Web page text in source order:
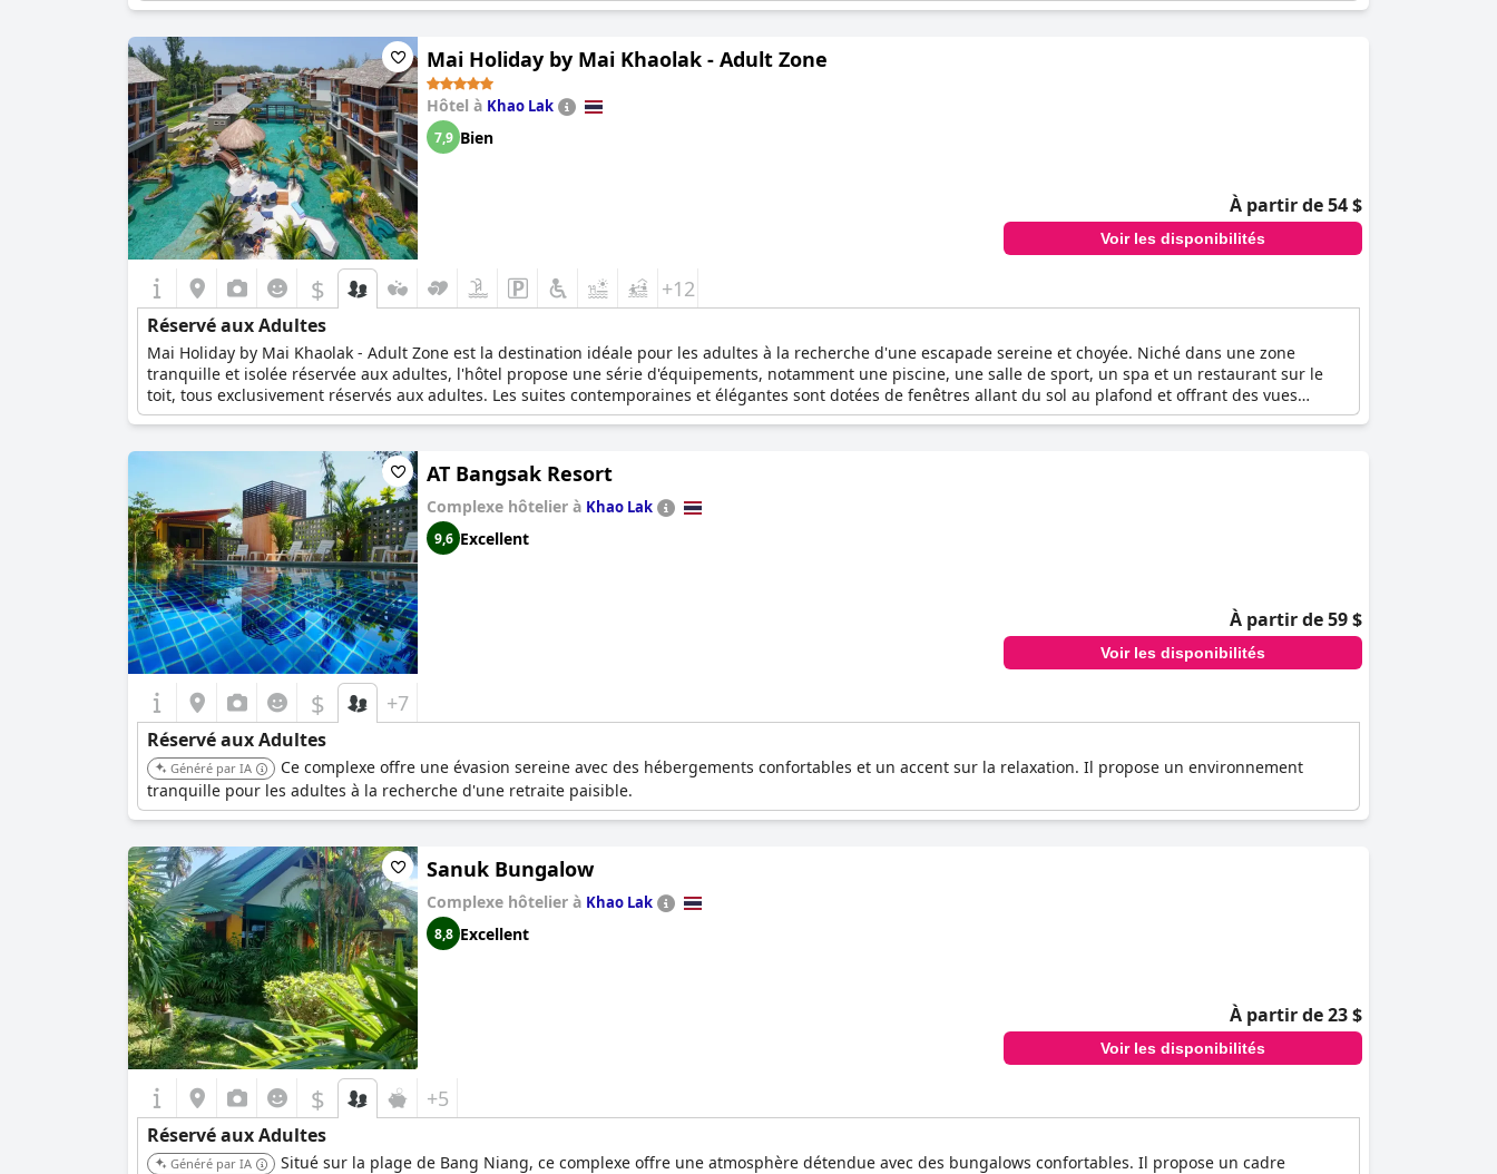
Mai Holiday by Mai Khaolak - Adult Zone
Hôtel à Khao Lak
7,9 Bien
À partir de 54 $
Voir les disponibilités
$ +12
Réservé aux Adultes
Mai Holiday by Mai Khaolak - Adult Zone est la destination idéale pour les adultes à la recherche d'une escapade sereine et choyée. Niché dans une zone
tranquille et isolée réservée aux adultes, l'hôtel propose une série d'équipements, notamment une piscine, une salle de sport, un spa et un restaurant sur le
toit, tous exclusivement réservés aux adultes. Les suites contemporaines et élégantes sont dotées de fenêtres allant du sol au plafond et offrant des vues
tropicales époustouflantes, et les aménagements spacieux permettent de se détendre à l'intérieur comme à l'extérieur. La Deluxe Suite Pool Access/Jacuzzi est
panoramiques, la Deluxe Suite Premium offre des vues panoramiques sur la station de Khao Lak et des vues partielles sur la mer depuis son balcon spacieux.
La suite de luxe, quant à elle, dispose de 55 mètres carrés d'espace de vie élégant et d'une lumière naturelle abondante.
AT Bangsak Resort
Complexe hôtelier à Khao Lak
9,6 Excellent
À partir de 59 $
Voir les disponibilités
$ +7
Réservé aux Adultes
Généré par IA
Ce complexe offre une évasion sereine avec des hébergements confortables et un accent sur la relaxation. Il propose un environnement
tranquille pour les adultes à la recherche d'une retraite paisible.
Sanuk Bungalow
Complexe hôtelier à Khao Lak
8,8 Excellent
À partir de 23 $
Voir les disponibilités
$ +5
Réservé aux Adultes
Généré par IA
Situé sur la plage de Bang Niang, ce complexe offre une atmosphère détendue avec des bungalows confortables. Il propose un cadre